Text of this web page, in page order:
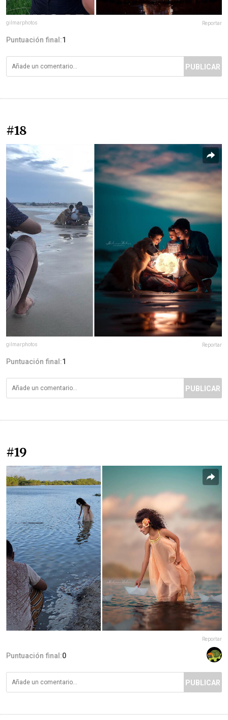
gilmarphotos Reportar
Puntuación final:1
PUBLICAR
#18
gilmarphotos Reportar
Puntuación final:1
PUBLICAR
#19
Reportar
Puntuación final:0
PUBLICAR